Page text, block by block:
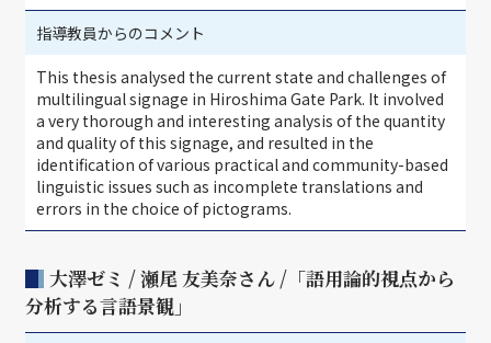
指導教員からのコメント
This thesis analysed the current state and challenges of
multilingual signage in Hiroshima Gate Park. It involved
a very thorough and interesting analysis of the quantity
and quality of this signage, and resulted in the
identification of various practical and community-based
linguistic issues such as incomplete translations and
errors in the choice of pictograms.
大澤ゼミ / 瀬尾 友美奈さん /「語用論的視点から
分析する言語景観」